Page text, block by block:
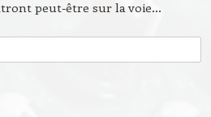
peut-être sur la voie…